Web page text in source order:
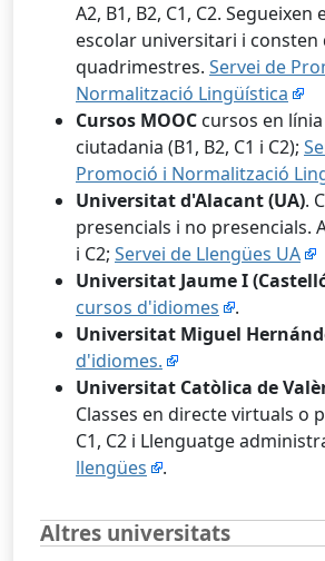
A2, B1, B2, C1, C2. Segueixen
escolar universitari i consten
quadrimestres. Servei de
Normalització Lingüística
Cursos MOOC cursos en
ciutadania (B1, B2, C1 i C2);
Promoció i Normalització
Universitat d'Alacant (UA).
presencials i no presencials.
i C2; Servei de Llengües UA
Universitat Jaume I
cursos d'idiomes
.
Universitat Miguel
d'idiomes.
Universitat Catòlica de
Classes en directe virtuals o
C1, C2 i Llenguatge
llengües
.
Altres universitats